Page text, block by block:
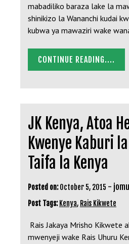
mabadiliko baraza lake la
shinikizo la Wananchi kudai
kubwa ya mawaziri wake
CONTINUE READING....
JK Kenya, Atoa
Kwenye Kaburi
Taifa la Kenya
Posted on: October 5, 2015 -
Post Tags: Kenya, Rais Kikwete
Rais Jakaya Mrisho Kikwete
mwenyeji wake Rais Uhuru